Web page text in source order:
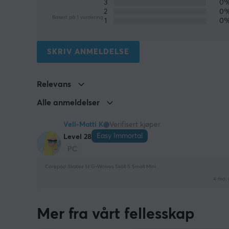
Basert på 1 vurdering
3
2
1
SKRIV ANMELDELSE
Relevans
Alle anmeldelser
Veli-Matti K
Verifisert kjøper
Level 28
Easy Immortal
PC
Corepad Skatez til G-Wolves Sköll S Small Mini
4 mo.
Mer fra vårt fellesskap